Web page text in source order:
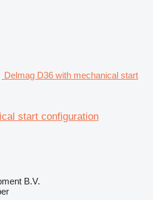
Delmag D36 with mechanical start
start configuration
B.V.